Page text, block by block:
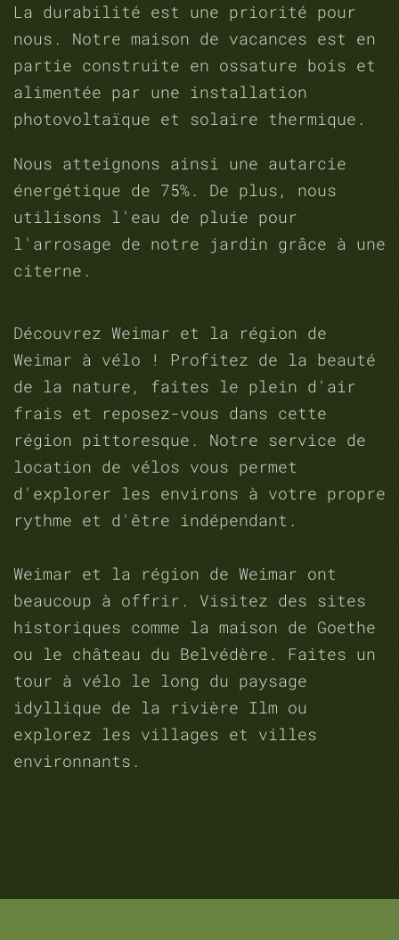
La durabilité est une priorité pour
nous. Notre maison de vacances est en
partie construite en ossature bois et
alimentée par une installation
photovoltaïque et solaire thermique.
Nous atteignons ainsi une autarcie
énergétique de 75%. De plus, nous
utilisons l'eau de pluie pour
l'arrosage de notre jardin grâce à une
citerne.
Découvrez Weimar et la région de
Weimar à vélo ! Profitez de la beauté
de la nature, faites le plein d'air
frais et reposez-vous dans cette
région pittoresque. Notre service de
location de vélos vous permet
d'explorer les environs à votre propre
rythme et d'être indépendant.
Weimar et la région de Weimar ont
beaucoup à offrir. Visitez des sites
historiques comme la maison de Goethe
ou le château du Belvédère. Faites un
tour à vélo le long du paysage
idyllique de la rivière Ilm ou
explorez les villages et villes
environnants.